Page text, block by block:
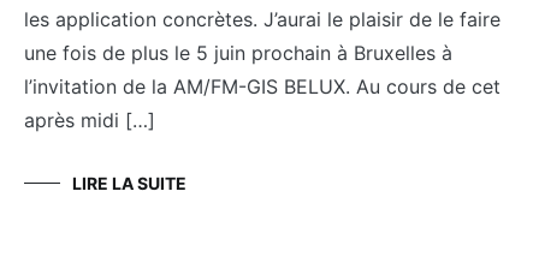
les application concrètes. J’aurai le plaisir de le faire
une fois de plus le 5 juin prochain à Bruxelles à
l’invitation de la AM/FM-GIS BELUX. Au cours de cet
après midi […]
LIRE LA SUITE